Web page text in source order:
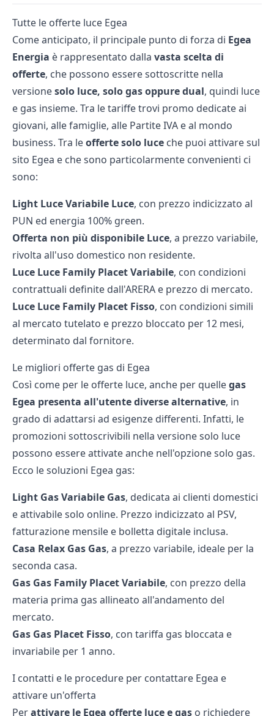
Tutte le offerte luce Egea
Come anticipato, il principale punto di forza di Egea
Energia è rappresentato dalla vasta scelta di
offerte, che possono essere sottoscritte nella
versionesolo luce, solo gas oppure dual, quindi luce
e gas insieme. Tra le tariffe trovi promo dedicate ai
giovani, alle famiglie, alle Partite IVA e al mondo
business. Tra leofferte solo luce che puoi attivare sul
sito Egea e che sono particolarmente convenienti ci
sono:
Light Luce Variabile Luce, con prezzo indicizzato al
PUN ed energia 100% green.
Offerta non più disponibile Luce, a prezzo variabile,
rivolta all'uso domestico non residente.
Luce Luce Family Placet Variabile, con condizioni
contrattuali definite dall'ARERA e prezzo di mercato.
Luce Luce Family Placet Fisso, con condizioni simili
al mercato tutelato e prezzo bloccato per 12 mesi,
determinato dal fornitore.
Le migliori offerte gas di Egea
Così come per le offerte luce, anche per quellegas
Egea presenta all'utente diverse alternative, in
grado di adattarsi ad esigenze differenti. Infatti, le
promozioni sottoscrivibili nella versione solo luce
possono essere attivate anche nell'opzione solo gas.
Ecco le soluzioni Egea gas:
Light Gas Variabile Gas, dedicata ai clienti domestici
e attivabile solo online. Prezzo indicizzato al PSV,
fatturazione mensile e bolletta digitale inclusa.
Casa Relax Gas Gas, a prezzo variabile, ideale per la
seconda casa.
Gas Gas Family Placet Variabile, con prezzo della
materia prima gas allineato all'andamento del
mercato.
Gas Gas Placet Fisso, con tariffa gas bloccata e
invariabile per 1 anno.
I contatti e le procedure per contattare Egea e
attivare un'offerta
Perattivare le Egea offerte luce e gas o richiedere